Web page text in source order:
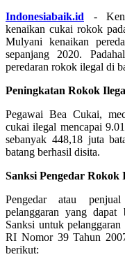
Indonesiabaik.id -
kenaikan cukai rokok
Mulyani kenaikan
sepanjang 2020.
peredaran rokok ilegal di
Peningkatan Rokok
Pegawai Bea Cukai,
cukai ilegal mencapai
sebanyak 448,18 juta
batang berhasil disita.
Sanksi Pengedar Rokok
Pengedar atau
pelanggaran yang dapat
Sanksi untuk
RI Nomor 39 Tahun
berikut: